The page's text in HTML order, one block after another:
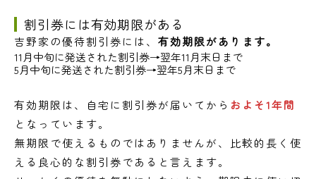
割引券には有効期限がある
吉野家の優待割引券には、 有効期限があります。
11月中旬に発送された割引券→翌年11月末日まで
5月中旬に発送された割引券→翌年5月末日まで
有効期限は、自宅に割引券が届いてから およそ1年間
となっています。
無期限で使えるものではありませんが、比較的長く使
える良心的な割引券であると言えます。